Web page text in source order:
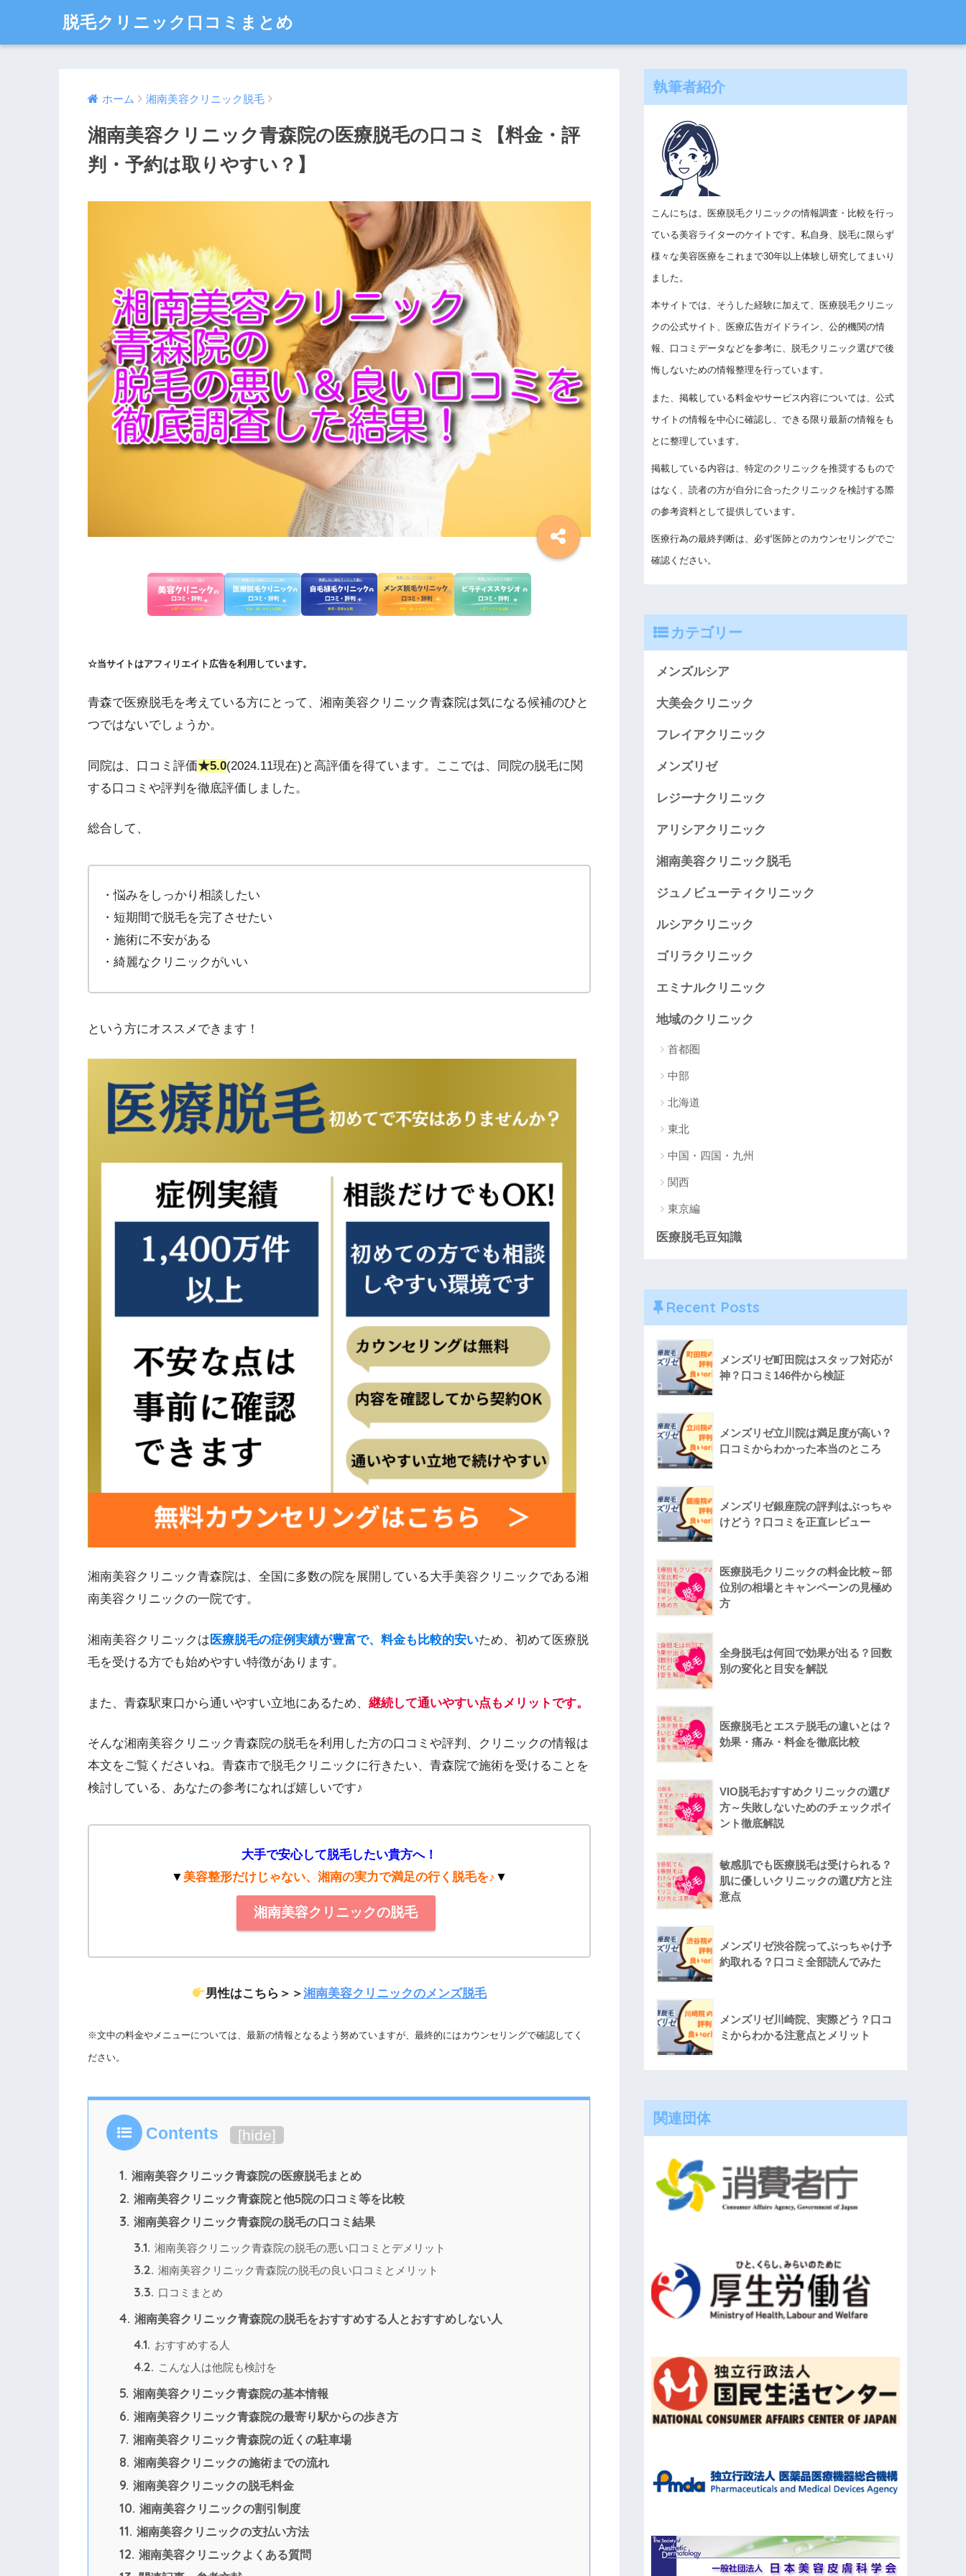
脱毛クリニック口コミまとめ
ホーム 湘南美容クリニック脱毛
湘南美容クリニック青森院の医療脱毛の口コミ【料金・評
判・予約は取りやすい？】
☆当サイトはアフィリエイト広告を利用しています。
青森で医療脱毛を考えている方にとって、湘南美容クリニック青森院は気になる候補のひと
つではないでしょうか。
同院は、口コミ評価★5.0(2024.11現在)と高評価を得ています。ここでは、同院の脱毛に関
する口コミや評判を徹底評価しました。
総合して、
・悩みをしっかり相談したい
・短期間で脱毛を完了させたい
・施術に不安がある
・綺麗なクリニックがいい
という方にオススメできます！
湘南美容クリニック青森院は、全国に多数の院を展開している大手美容クリニックである湘
南美容クリニックの一院です。
湘南美容クリニックは 医療脱毛の症例実績が豊富で、料金も比較的安いため、初めて医療脱
毛を受ける方でも始めやすい特徴があります。
また、青森駅東口から通いやすい立地にあるため、 継続して通いやすい点もメリットです。
そんな湘南美容クリニック青森院の脱毛を利用した方の口コミや評判、クリニックの情報は
本文をご覧くださいね。青森市で脱毛クリニックに行きたい、青森院で施術を受けることを
検討している、あなたの参考になれば嬉しいです♪
大手で安心して脱毛したい貴方へ！
▼ 美容整形だけじゃない、湘南の実力で満足の行く脱毛を♪ ▼
湘南美容クリニックの脱毛
男性はこちら＞＞湘南美容クリニックのメンズ脱毛
※文中の料金やメニューについては、最新の情報となるよう努めていますが、最終的にはカウンセリングで確認してく
ださい。
Contents [hide]
1. 湘南美容クリニック青森院の医療脱毛まとめ
2. 湘南美容クリニック青森院と他5院の口コミ等を比較
3. 湘南美容クリニック青森院の脱毛の口コミ結果
3.1. 湘南美容クリニック青森院の脱毛の悪い口コミとデメリット
3.2. 湘南美容クリニック青森院の脱毛の良い口コミとメリット
3.3. 口コミまとめ
4. 湘南美容クリニック青森院の脱毛をおすすめする人とおすすめしない人
4.1. おすすめする人
4.2. こんな人は他院も検討を
5. 湘南美容クリニック青森院の基本情報
6. 湘南美容クリニック青森院の最寄り駅からの歩き方
7. 湘南美容クリニック青森院の近くの駐車場
8. 湘南美容クリニックの施術までの流れ
9. 湘南美容クリニックの脱毛料金
10. 湘南美容クリニックの割引制度
11. 湘南美容クリニックの支払い方法
12. 湘南美容クリニックよくある質問
執筆者紹介
こんにちは。医療脱毛クリニックの情報調査・比較を行っ
ている美容ライターのケイトです。私自身、脱毛に限らず
様々な美容医療をこれまで30年以上体験し研究してまいり
ました。
本サイトでは、そうした経験に加えて、医療脱毛クリニッ
クの公式サイト、医療広告ガイドライン、公的機関の情
報、口コミデータなどを参考に、脱毛クリニック選びで後
悔しないための情報整理を行っています。
また、掲載している料金やサービス内容については、公式
サイトの情報を中心に確認し、できる限り最新の情報をも
とに整理しています。
掲載している内容は、特定のクリニックを推奨するもので
はなく、読者の方が自分に合ったクリニックを検討する際
の参考資料として提供しています。
医療行為の最終判断は、必ず医師とのカウンセリングでご
確認ください。
カテゴリー
メンズルシア
大美会クリニック
フレイアクリニック
メンズリゼ
レジーナクリニック
アリシアクリニック
湘南美容クリニック脱毛
ジュノビューティクリニック
ルシアクリニック
ゴリラクリニック
エミナルクリニック
地域のクリニック
首都圏
中部
北海道
東北
中国・四国・九州
関西
東京編
医療脱毛豆知識
Recent Posts
メンズリゼ町田院はスタッフ対応が
神？口コミ146件から検証
メンズリゼ立川院は満足度が高い？
口コミからわかった本当のところ
メンズリゼ銀座院の評判はぶっちゃ
けどう？口コミを正直レビュー
医療脱毛クリニックの料金比較～部
位別の相場とキャンペーンの見極め
方
全身脱毛は何回で効果が出る？回数
別の変化と目安を解説
医療脱毛とエステ脱毛の違いとは？
効果・痛み・料金を徹底比較
VIO脱毛おすすめクリニックの選び
方～失敗しないためのチェックポイ
ント徹底解説
敏感肌でも医療脱毛は受けられる？
肌に優しいクリニックの選び方と注
意点
メンズリゼ渋谷院ってぶっちゃけ予
約取れる？口コミ全部読んでみた
メンズリゼ川崎院、実際どう？口コ
ミからわかる注意点とメリット
関連団体